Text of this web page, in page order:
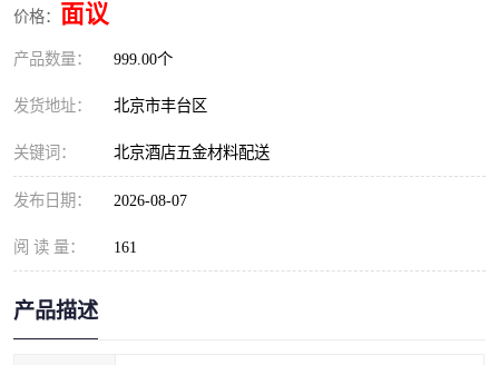
价格： 面议
产品数量： 999.00个
发货地址： 北京市丰台区
关键词： 北京酒店五金材料配送
发布日期： 2026-08-07
阅 读 量： 161
产品描述